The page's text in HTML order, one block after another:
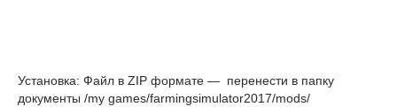
Установка: Файл в ZIP формате — перенести в папку
документы /my games/farmingsimulator2017/mods/